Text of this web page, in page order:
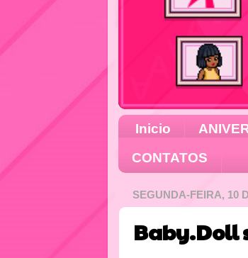
Inicio
CONTATOS
SEGUNDA-FEIRA, 10
Baby.Doll